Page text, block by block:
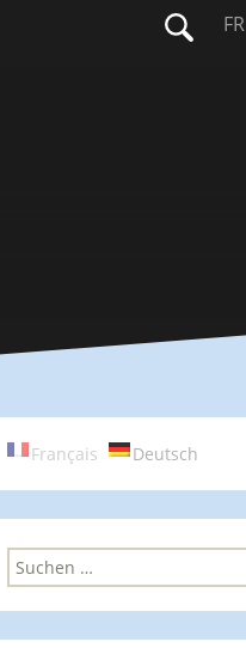
Suchen
nach:
FR
Français Deutsch
S
u